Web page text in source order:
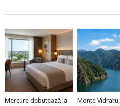
Mercure debutează la
Monte Vidraru,